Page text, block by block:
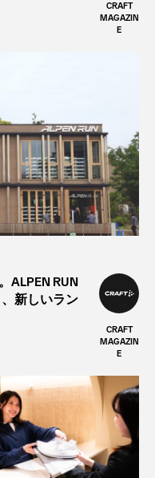
CRAFT
MAGAZIN
E
ALPEN RUN
、新しいラン
CRAFT
MAGAZIN
E